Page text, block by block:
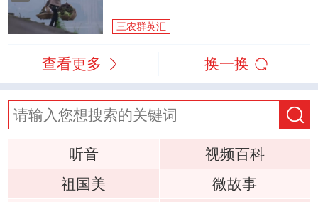
三农群英汇
查看更多 换一换
听音
视频百科
祖国美
微故事